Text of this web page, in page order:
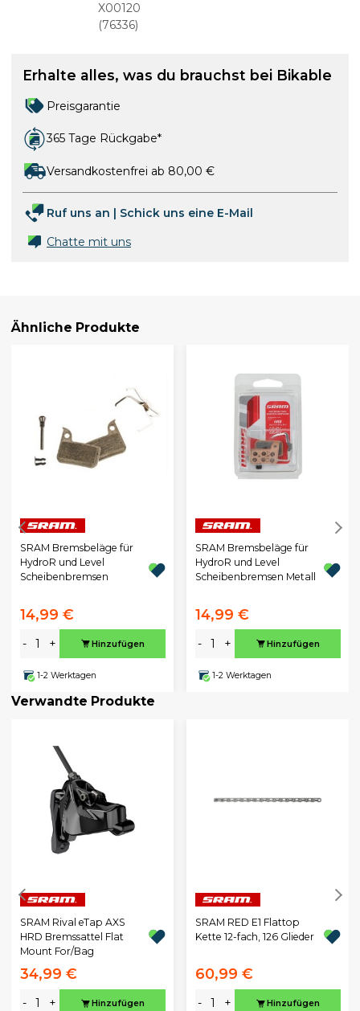
X00120
(76336)
Erhalte alles, was du brauchst bei Bikable
Preisgarantie
365 Tage Rückgabe*
Versandkostenfrei ab 80,00 €
Ruf uns an | Schick uns eine E-Mail
Chatte mit uns
Ähnliche Produkte
SRAM Bremsbeläge für
HydroR und Level
Scheibenbremsen
14,99 €
- + Hinzufügen
1-2 Werktagen
SRAM Bremsbeläge für
HydroR und Level
Scheibenbremsen Metall
14,99 €
- + Hinzufügen
1-2 Werktagen
Verwandte Produkte
SRAM Rival eTap AXS
HRD Bremssattel Flat
Mount For/Bag
34,99 €
- + Hinzufügen
SRAM RED E1 Flattop
Kette 12-fach, 126 Glieder
60,99 €
- + Hinzufügen